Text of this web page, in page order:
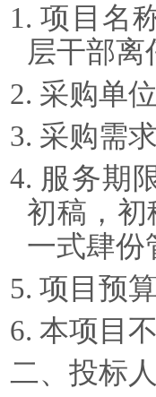
1. 项目名
层干部
2. 采购单
3. 采购需
4. 服务期
初稿，初
一式肆份
5. 项目预
6. 本项目
二、投标